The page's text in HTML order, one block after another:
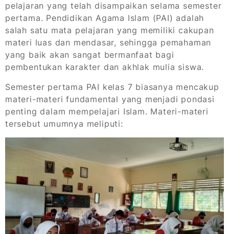
pelajaran yang telah disampaikan selama semester
pertama. Pendidikan Agama Islam (PAI) adalah
salah satu mata pelajaran yang memiliki cakupan
materi luas dan mendasar, sehingga pemahaman
yang baik akan sangat bermanfaat bagi
pembentukan karakter dan akhlak mulia siswa.
Semester pertama PAI kelas 7 biasanya mencakup
materi-materi fundamental yang menjadi pondasi
penting dalam mempelajari Islam. Materi-materi
tersebut umumnya meliputi: